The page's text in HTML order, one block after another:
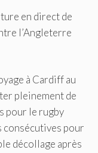
en direct de
l’Angleterre
à Cardiff au
pleinement de
pour le rugby
pour
décollage après